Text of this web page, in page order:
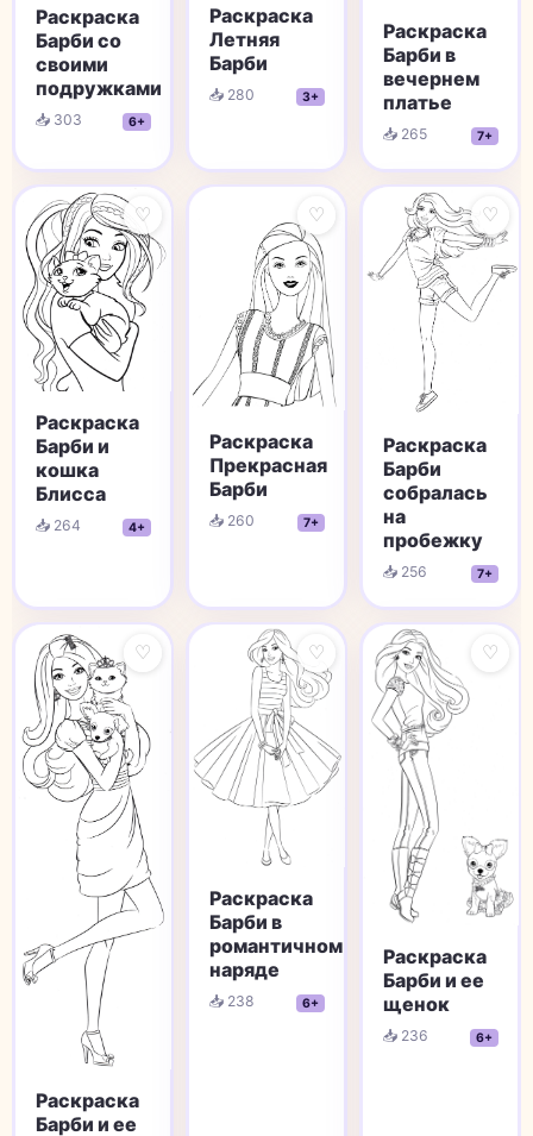
Раскраска
Барби со
своими
подружками
📥 303 6+
Раскраска
Летняя
Барби
📥 280 3+
Раскраска
Барби в
вечернем
платье
📥 265 7+
♡
Раскраска
Барби и
кошка
Блисса
📥 264 4+
♡
Раскраска
Прекрасная
Барби
📥 260 7+
♡
Раскраска
Барби
собралась
на
пробежку
📥 256 7+
♡
Раскраска
Барби и ее
♡
Раскраска
Барби в
романтичном
наряде
📥 238 6+
♡
Раскраска
Барби и ее
щенок
📥 236 6+